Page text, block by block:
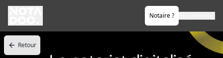
Notaire ?
Retour